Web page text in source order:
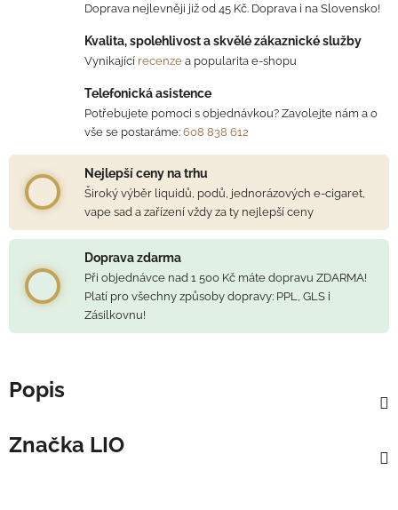
Doprava nejlevněji již od 45 Kč. Doprava i na Slovensko!
Kvalita, spolehlivost a skvělé zákaznické služby
Vynikající recenze a popularita e-shopu
Telefonická asistence
Potřebujete pomoci s objednávkou? Zavolejte nám a o
vše se postaráme: 608 838 612
Nejlepší ceny na trhu
Široký výběr liquidů, podů, jednorázových e-cigaret,
vape sad a zařízení vždy za ty nejlepší ceny
Doprava zdarma
Při objednávce nad 1 500 Kč máte dopravu ZDARMA!
Platí pro všechny způsoby dopravy: PPL, GLS i
Zásilkovnu!
Popis
Značka LIO